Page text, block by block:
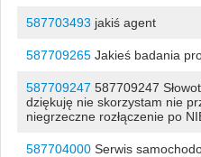
587703493 jakiś agent
587709265Jakieś badania
587709247 587709247
dziękuję nie skorzystam nie
niegrzeczne rozłączenie po
587704000Serwis